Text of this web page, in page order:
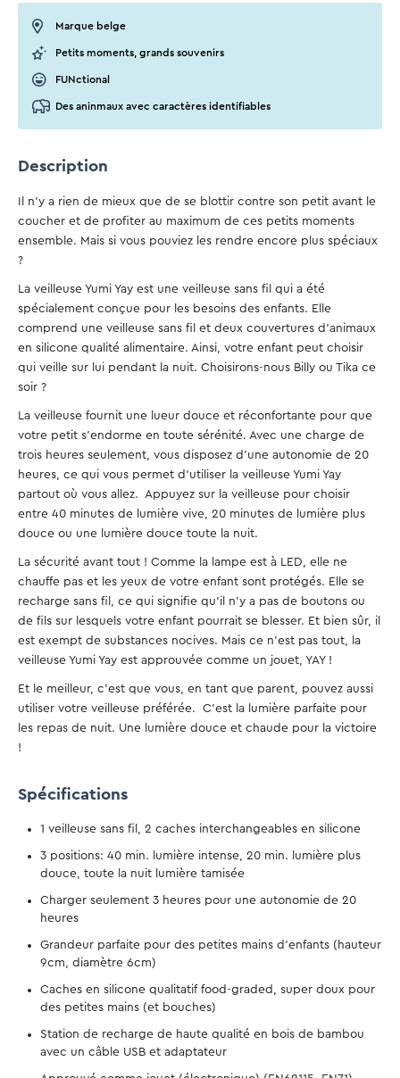
Marque belge
Petits moments, grands souvenirs
FUNctional
Des aninmaux avec caractères identifiables
Description
Il n'y a rien de mieux que de se blottir contre son petit avant le
coucher et de profiter au maximum de ces petits moments
ensemble. Mais si vous pouviez les rendre encore plus spéciaux
?
La veilleuse Yumi Yay est une veilleuse sans fil qui a été
spécialement conçue pour les besoins des enfants. Elle
comprend une veilleuse sans fil et deux couvertures d'animaux
en silicone qualité alimentaire. Ainsi, votre enfant peut choisir
qui veille sur lui pendant la nuit. Choisirons-nous Billy ou Tika ce
soir ?
La veilleuse fournit une lueur douce et réconfortante pour que
votre petit s'endorme en toute sérénité. Avec une charge de
trois heures seulement, vous disposez d'une autonomie de 20
heures, ce qui vous permet d'utiliser la veilleuse Yumi Yay
partout où vous allez. Appuyez sur la veilleuse pour choisir
entre 40 minutes de lumière vive, 20 minutes de lumière plus
douce ou une lumière douce toute la nuit.
La sécurité avant tout ! Comme la lampe est à LED, elle ne
chauffe pas et les yeux de votre enfant sont protégés. Elle se
recharge sans fil, ce qui signifie qu'il n'y a pas de boutons ou
de fils sur lesquels votre enfant pourrait se blesser. Et bien sûr, il
est exempt de substances nocives. Mais ce n'est pas tout, la
veilleuse Yumi Yay est approuvée comme un jouet, YAY !
Et le meilleur, c'est que vous, en tant que parent, pouvez aussi
utiliser votre veilleuse préférée. C'est la lumière parfaite pour
les repas de nuit. Une lumière douce et chaude pour la victoire
!
Spécifications
1 veilleuse sans fil, 2 caches interchangeables en silicone
3 positions: 40 min. lumière intense, 20 min. lumière plus
douce, toute la nuit lumière tamisée
Charger seulement 3 heures pour une autonomie de 20
heures
Grandeur parfaite pour des petites mains d’enfants (hauteur
9cm, diamètre 6cm)
Caches en silicone qualitatif food-graded, super doux pour
des petites mains (et bouches)
Station de recharge de haute qualité en bois de bambou
avec un câble USB et adaptateur